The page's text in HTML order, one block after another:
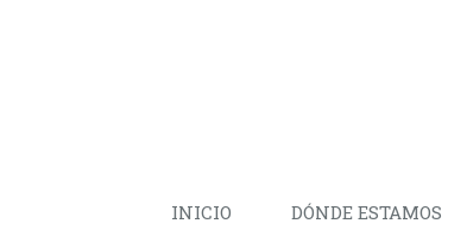
INICIO DÓNDE ESTAMOS